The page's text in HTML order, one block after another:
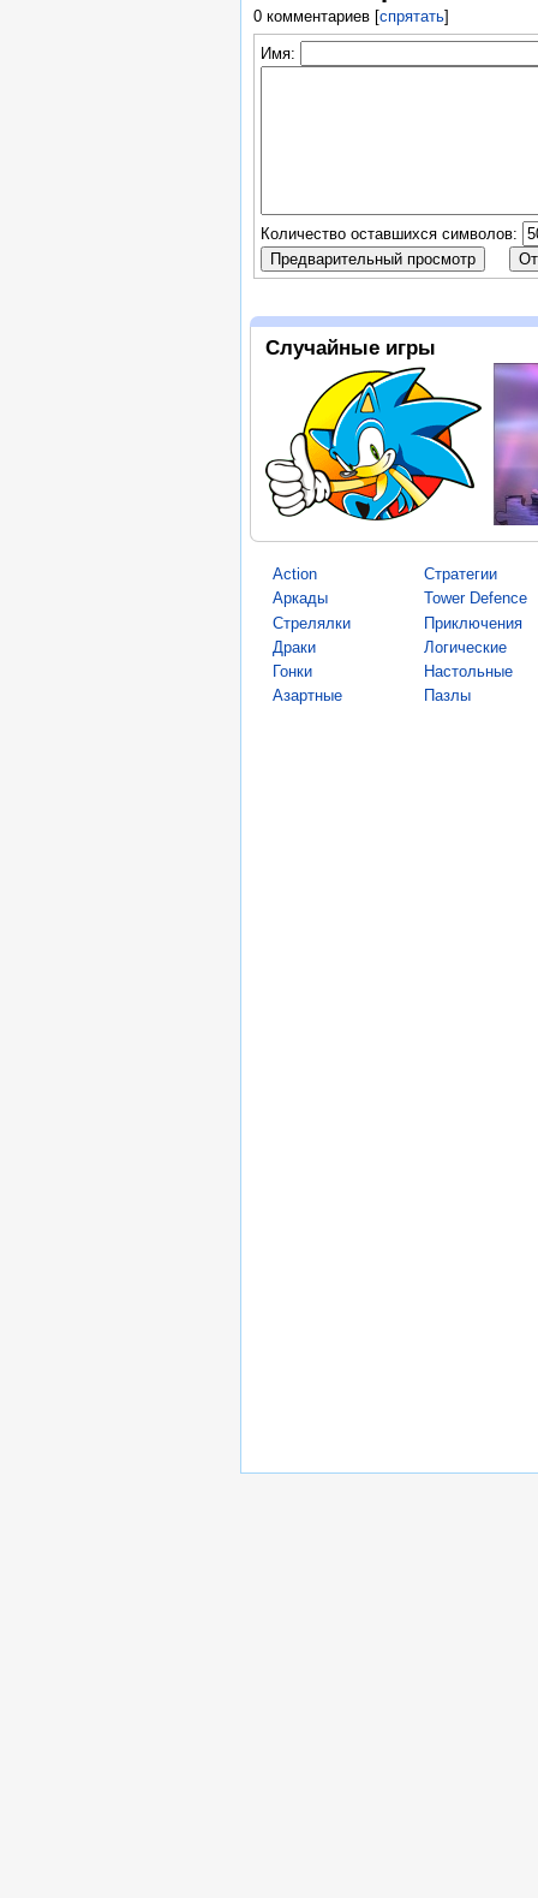
0 комментариев[спрятать]
Имя:
Количество оставшихся символов:
Случайные игры
Action
Аркады
Стрелялки
Драки
Гонки
Азартные
Стратегии
Tower Defence
Приключения
Логические
Настольные
Пазлы